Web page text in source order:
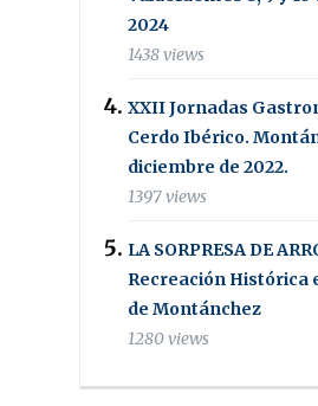
2024
1438 views
XXII Jornadas
Cerdo Ibérico.
diciembre de 2022.
1397 views
LA SORPRESA DE
Recreación Histórica
de Montánchez
1280 views